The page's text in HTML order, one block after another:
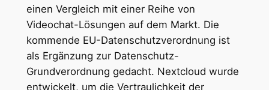
einen Vergleich mit einer Reihe von
Videochat-Lösungen auf dem Markt. Die
kommende EU-Datenschutzverordnung ist
als Ergänzung zur Datenschutz-
Grundverordnung gedacht. Nextcloud wurde
entwickelt, um die Vertraulichkeit der